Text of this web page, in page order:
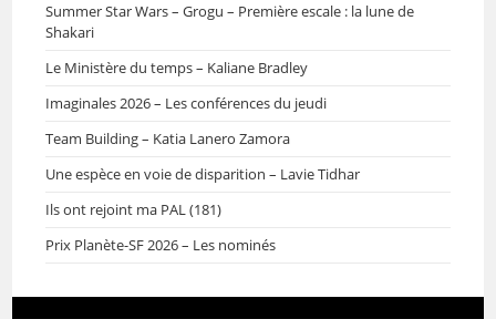
Summer Star Wars – Grogu – Première escale : la lune de
Shakari
Le Ministère du temps – Kaliane Bradley
Imaginales 2026 – Les conférences du jeudi
Team Building – Katia Lanero Zamora
Une espèce en voie de disparition – Lavie Tidhar
Ils ont rejoint ma PAL (181)
Prix Planète-SF 2026 – Les nominés